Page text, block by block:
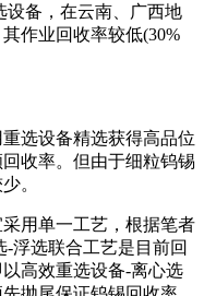
设备，在云南、广西地
作业回收率较低(30%
选设备精选获得高品位
收率。但由于细粒钨锡
。
用单一工艺，根据笔者
浮选联合工艺是目前回
高效重选设备-离心选